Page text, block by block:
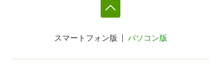
スマートフォン版 パソコン版